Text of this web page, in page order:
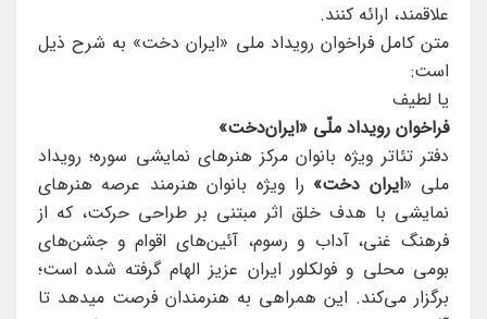
علاقمند، ارائه کنند.
متن کامل فراخوان رویداد ملی «ایران دخت» به شرح ذیل
است:
یا لطیف
فراخوان رویداد ملّی «ایران‌دخت»
دفتر تئاتر ویژه بانوان مرکز هنرهای نمایشی سوره؛ رویداد
ملی «ایران دخت» را ویژه بانوان هنرمند عرصه­ هنرهای
نمایشی با هدف خلق اثر مبتنی بر طراحی حرکت، که از
فرهنگ غنی، آداب و رسوم، آئین­‌های اقوام و جشن‌­های
بومی محلی و فولکلور ایران عزیز الهام گرفته شده است؛
برگزار می‌کند. این همراهی به هنرمندان فرصت می­دهد تا